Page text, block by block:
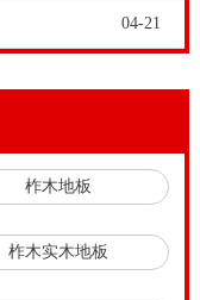
04-21
柞木地板
柞木实木地板